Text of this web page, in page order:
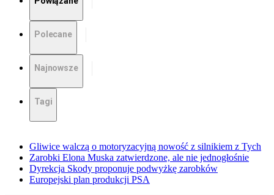
Polecane
Najnowsze
Tagi
Gliwice walczą o motoryzacyjną nowość z silnikiem z Tych
Zarobki Elona Muska zatwierdzone, ale nie jednogłośnie
Dyrekcja Skody proponuje podwyżkę zarobków
Europejski plan produkcji PSA